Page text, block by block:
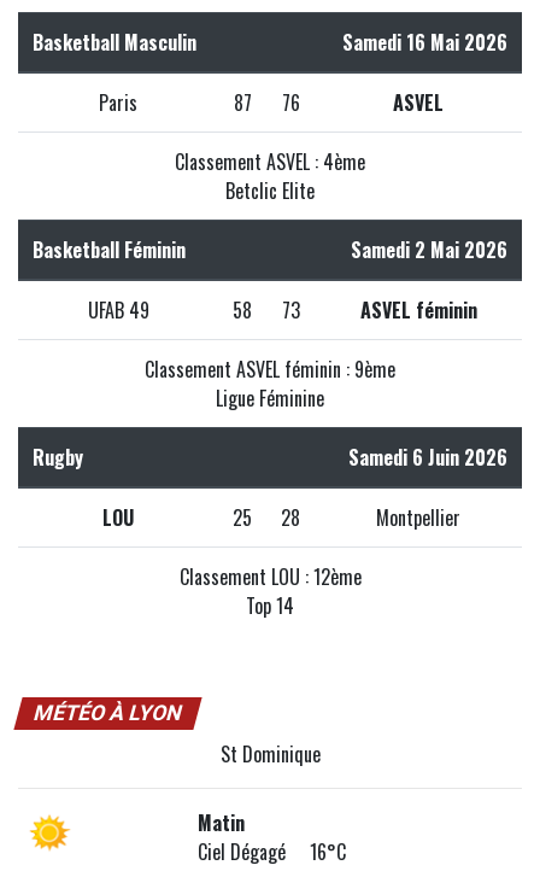
Basketball Masculin Samedi 16 Mai 2026
Paris 87 76 ASVEL
Classement ASVEL : 4ème
Betclic Elite
Basketball Féminin Samedi 2 Mai 2026
UFAB 49 58 73 ASVEL féminin
Classement ASVEL féminin : 9ème
Ligue Féminine
Rugby Samedi 6 Juin 2026
LOU 25 28 Montpellier
Classement LOU : 12ème
Top 14
MÉTÉO À LYON
St Dominique
Matin
Ciel Dégagé 16°C